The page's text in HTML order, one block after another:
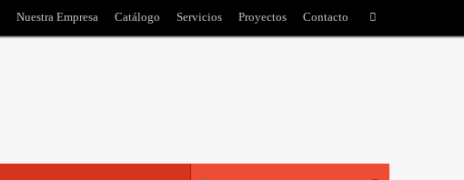
Nuestra Empresa Catálogo Servicios Proyectos Contacto